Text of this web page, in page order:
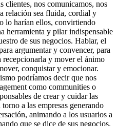
clientes, nos comunicamos, nos
relación sea fluida, cordial y
lo harían ellos, convirtiendo
herramienta y pilar indispensable
de sus negocios. Hablar, el
argumentar y convencer, para
y mover el ánimo
conquistar y emocionar.
podríamos decir que nos
como communities o
de crear y cuidar las
a las empresas generando
animando a los usuarios a
que se dice de sus negocios.